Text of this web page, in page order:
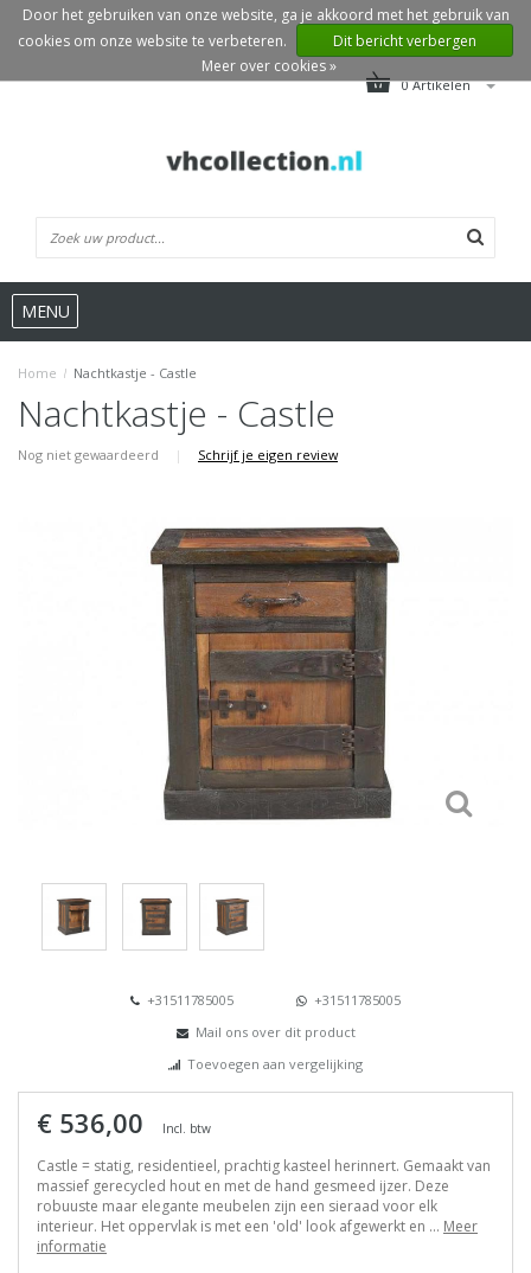
0 Artikelen
MENU
Home / Nachtkastje - Castle
Nachtkastje - Castle
Nog niet gewaardeerd | Schrijf je eigen review
+31511785005
+31511785005
Mail ons over dit product
Toevoegen aan vergelijking
€ 536,00 Incl. btw
Castle = statig, residentieel, prachtig kasteel herinnert. Gemaakt van
massief gerecycled hout en met de hand gesmeed ijzer. Deze
robuuste maar elegante meubelen zijn een sieraad voor elk
interieur. Het oppervlak is met een 'old' look afgewerkt en ... Meer
informatie
Door het gebruiken van onze website, ga je akkoord met het gebruik van
cookies om onze website te verbeteren.
Dit bericht verbergen
Meer over cookies »